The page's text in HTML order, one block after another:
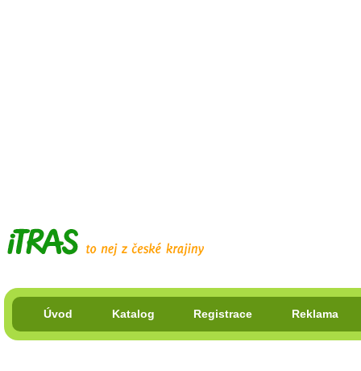
Úvod Katalog Registrace Reklama